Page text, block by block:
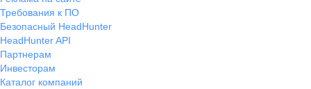
Требования к ПО
Безопасный HeadHunter
HeadHunter API
Партнерам
Инвесторам
Каталог компаний